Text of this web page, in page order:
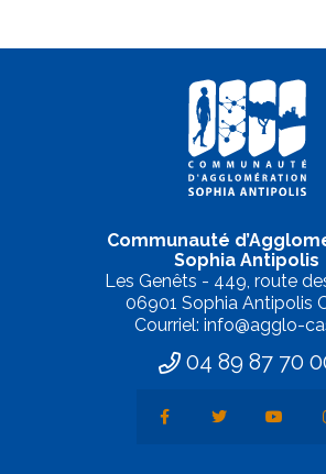
Communauté
Sophia Antipolis
Les Genêts - 449, route
06901 Sophia Antipolis
Courriel: info@agglo-
04 89 87 70